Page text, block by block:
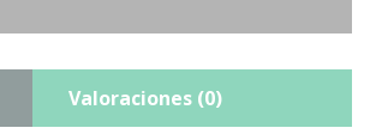
Valoraciones (0)